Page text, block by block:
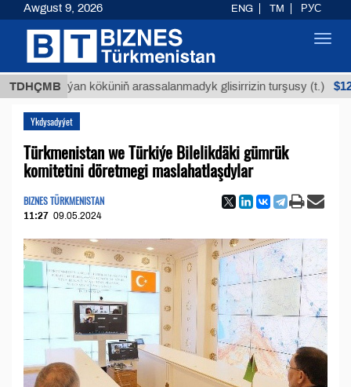
TDHÇMB
Buýan köküniň arassalanmadyk glisirrizin turşusy (t.) $12935,18
Ykdysadyýet
Türkmenistan we Türkiýe Bilelikdäki gümrük
komitetini döretmegi maslahatlaşdylar
BIZNES TÜRKMENISTAN
11:27 09.05.2024
Awgust 9, 2026 ENG TM РУС